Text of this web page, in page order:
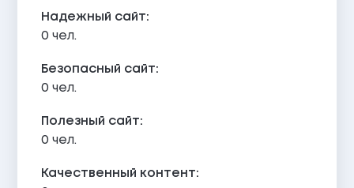
Надежный сайт:
0 чел.
Безопасный сайт:
0 чел.
Полезный сайт:
0 чел.
Качественный контент: